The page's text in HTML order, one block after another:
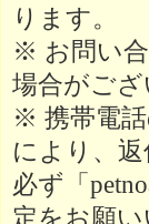
ります。
※ お問い
場合がござ
※ 携帯電
により、
必ず「
定をお願い